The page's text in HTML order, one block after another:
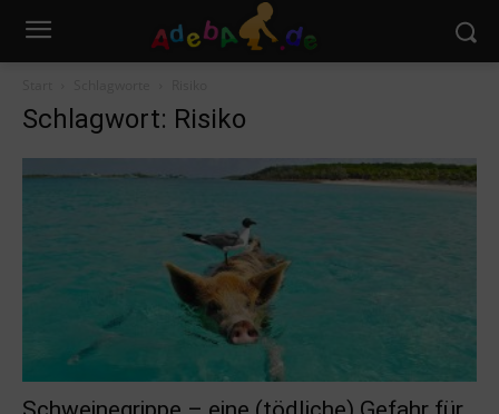
Schlagwort: Risiko